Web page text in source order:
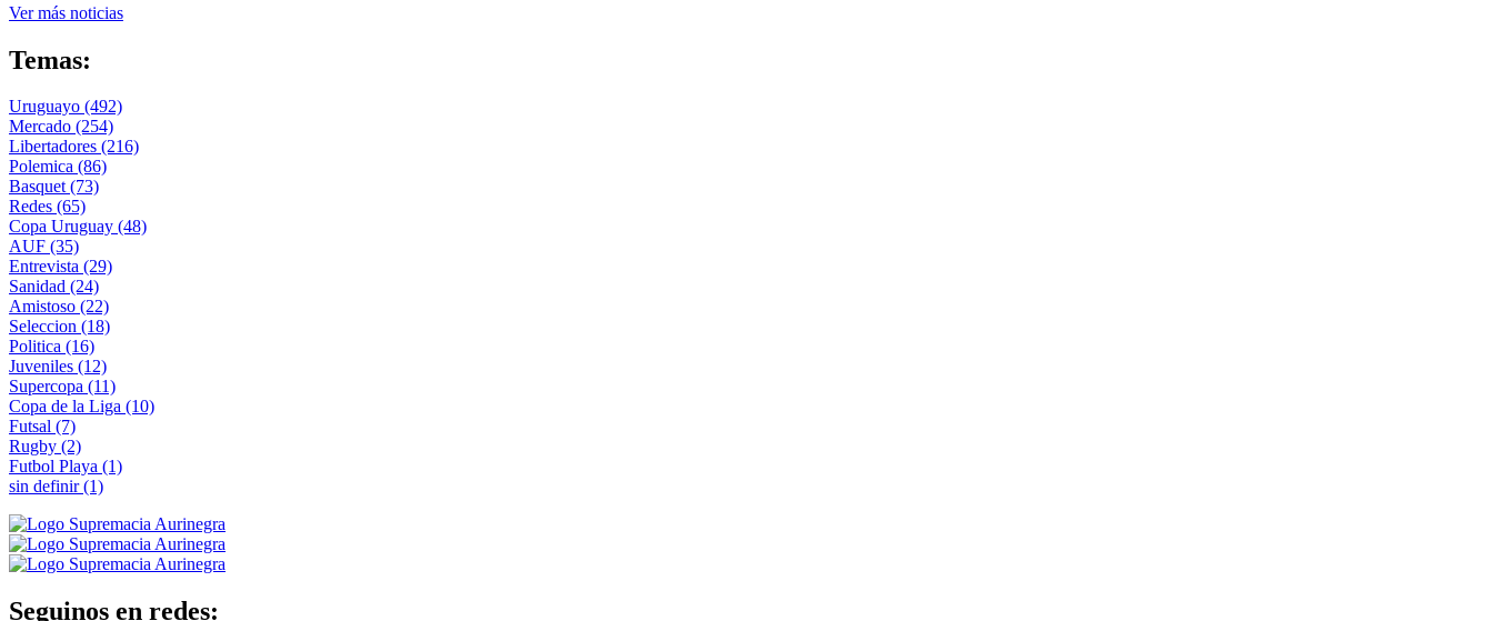
Ver más noticias
Temas:
Uruguayo (492)
Mercado (254)
Libertadores (216)
Polemica (86)
Basquet(73)
Redes (65)
Copa Uruguay (48)
AUF (35)
Entrevista (29)
Sanidad (24)
Amistoso (22)
Seleccion (18)
Politica (16)
Juveniles (12)
Supercopa (11)
Copa de la Liga (10)
Futsal (7)
Rugby (2)
Futbol Playa (1)
sin definir(1)
Seguinos en redes: